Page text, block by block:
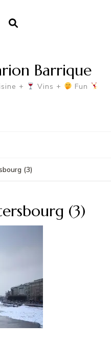
Barrique
+ Vins + Fun
(3)
(3)